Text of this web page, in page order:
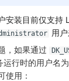
安装目前仅支持
用户
，如果通过
运行时的用户名
使用：